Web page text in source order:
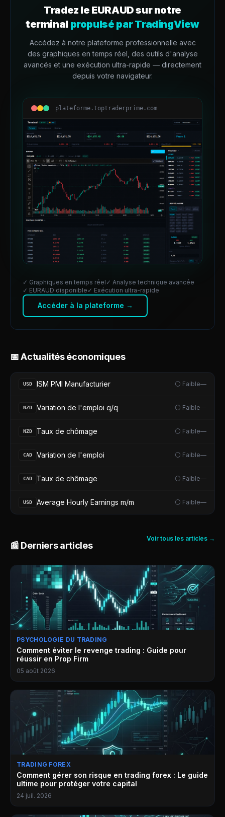
Tradez le EURAUDsur notre
terminal propulsé par TradingView
Accédez à notre plateforme professionnelle avec
des graphiques en temps réel, des outils d'analyse
avancés et une exécution ultra-rapide — directement
depuis votre navigateur.
plateforme.toptraderprime.com
✓ Graphiques en temps réel ✓ Analyse technique avancée
✓ EURAUD disponible ✓ Exécution ultra-rapide
Accéder à la plateforme →
📅 Actualités économiques
USD ISM PMI Manufacturier ⚪ Faible—
NZD Variation de l'emploi q/q ⚪ Faible—
NZD Taux de chômage ⚪ Faible—
CAD Variation de l'emploi ⚪ Faible—
CAD Taux de chômage ⚪ Faible—
USD Average Hourly Earnings m/m ⚪ Faible—
📰 Derniers articles
Voir tous les articles →
PSYCHOLOGIE DU TRADING
Comment éviter le revenge trading : Guide pour
réussir en Prop Firm
05 août 2026
TRADING FOREX
Comment gérer son risque en trading forex : Le guide
ultime pour protéger votre capital
24 juil. 2026